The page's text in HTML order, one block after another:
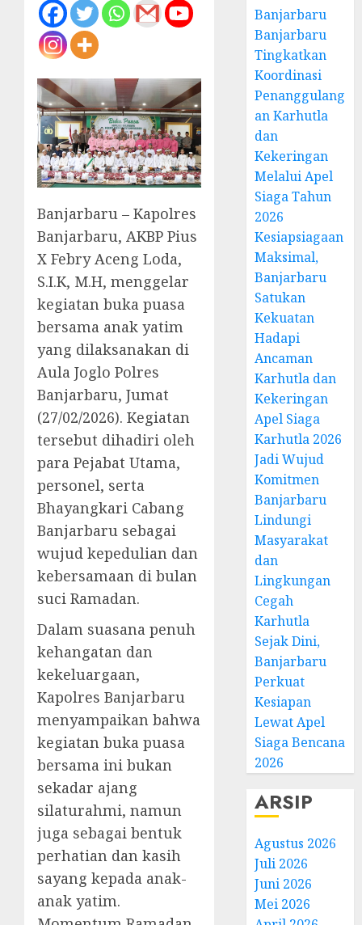
Banjarbaru – Kapolres
Banjarbaru, AKBP Pius
X Febry Aceng Loda,
S.I.K, M.H, menggelar
kegiatan buka puasa
bersama anak yatim
yang dilaksanakan di
Aula Joglo Polres
Banjarbaru, Jumat
(27/02/2026). Kegiatan
tersebut dihadiri oleh
para Pejabat Utama,
personel, serta
Bhayangkari Cabang
Banjarbaru sebagai
wujud kepedulian dan
kebersamaan di bulan
suci Ramadan.
Dalam suasana penuh
kehangatan dan
kekeluargaan,
Kapolres Banjarbaru
menyampaikan bahwa
kegiatan buka puasa
bersama ini bukan
sekadar ajang
silaturahmi, namun
juga sebagai bentuk
perhatian dan kasih
sayang kepada anak-
anak yatim.
Banjarbaru
Banjarbaru
Tingkatkan
Koordinasi
Penanggulang
an Karhutla
dan
Kekeringan
Melalui Apel
Siaga Tahun
2026
Kesiapsiagaan
Maksimal,
Banjarbaru
Satukan
Kekuatan
Hadapi
Ancaman
Karhutla dan
Kekeringan
Apel Siaga
Karhutla 2026
Jadi Wujud
Komitmen
Banjarbaru
Lindungi
Masyarakat
dan
Lingkungan
Cegah
Karhutla
Sejak Dini,
Banjarbaru
Perkuat
Kesiapan
Lewat Apel
Siaga Bencana
2026
ARSIP
Agustus 2026
Juli 2026
Juni 2026
Mei 2026